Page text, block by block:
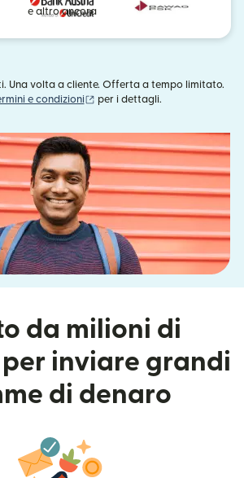
e altro ancora
Una volta a cliente. Offerta a tempo limitato.
e condizioni (si apre in una nuova finestra)
per i dettagli.
da milioni di
inviare grandi
di denaro